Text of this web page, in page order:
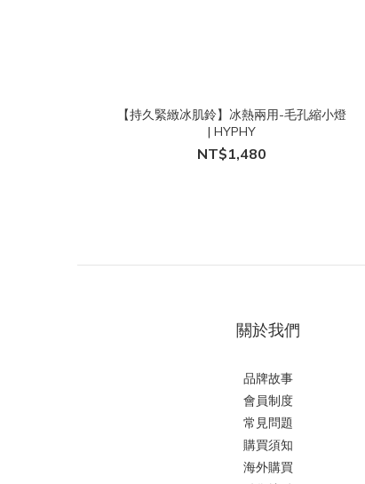
【持久緊緻冰肌鈴】冰熱兩用-毛孔縮小燈
| HYPHY
NT$1,480
關於我們
品牌故事
會員制度
常見問題
購買須知
海外購買